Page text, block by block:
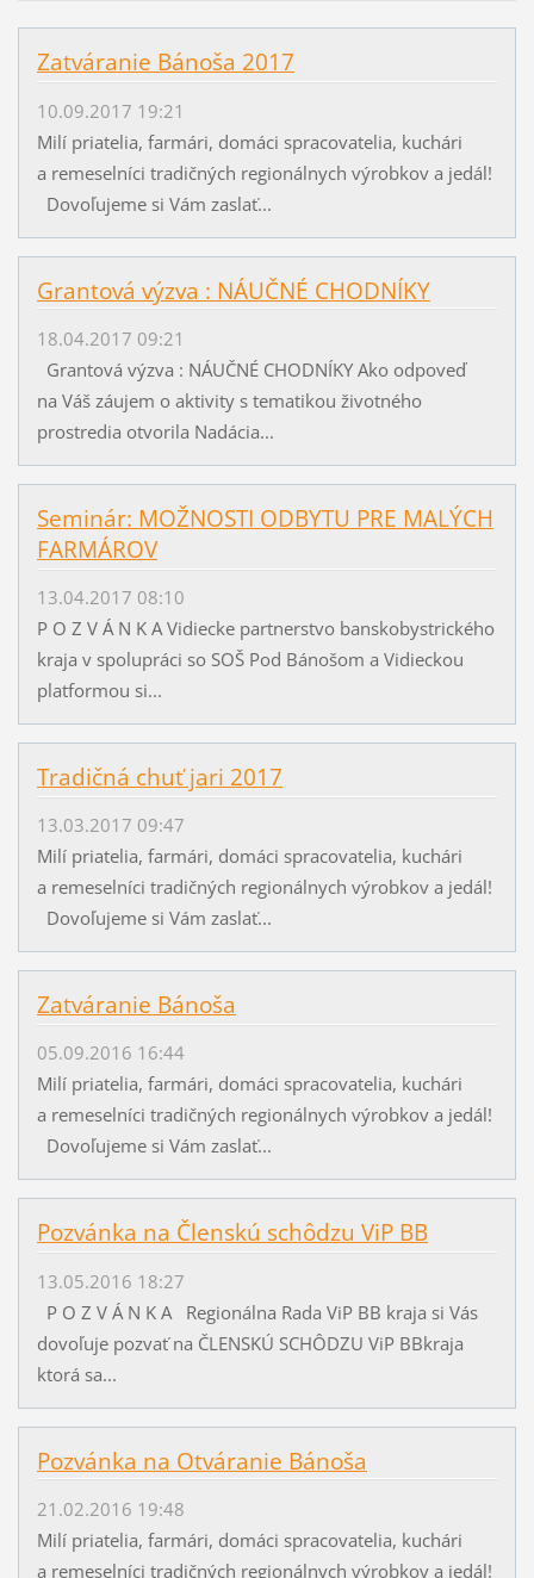
Zatváranie Bánoša 2017
10.09.2017 19:21
Milí priatelia, farmári, domáci spracovatelia, kuchári
a remeselníci tradičných regionálnych výrobkov a jedál!
Dovoľujeme si Vám zaslať...
Grantová výzva : NÁUČNÉ CHODNÍKY
18.04.2017 09:21
Grantová výzva : NÁUČNÉ CHODNÍKY Ako odpoveď
na Váš záujem o aktivity s tematikou životného
prostredia otvorila Nadácia...
Seminár: MOŽNOSTI ODBYTU PRE MALÝCH
FARMÁROV
13.04.2017 08:10
P O Z V Á N K A Vidiecke partnerstvo banskobystrického
kraja v spolupráci so SOŠ Pod Bánošom a Vidieckou
platformou si...
Tradičná chuť jari 2017
13.03.2017 09:47
Milí priatelia, farmári, domáci spracovatelia, kuchári
a remeselníci tradičných regionálnych výrobkov a jedál!
Dovoľujeme si Vám zaslať...
Zatváranie Bánoša
05.09.2016 16:44
Milí priatelia, farmári, domáci spracovatelia, kuchári
a remeselníci tradičných regionálnych výrobkov a jedál!
Dovoľujeme si Vám zaslať...
Pozvánka na Členskú schôdzu ViP BB
13.05.2016 18:27
P O Z V Á N K A Regionálna Rada ViP BB kraja si Vás
dovoľuje pozvať na ČLENSKÚ SCHÔDZU ViP BBkraja
ktorá sa...
Pozvánka na Otváranie Bánoša
21.02.2016 19:48
Milí priatelia, farmári, domáci spracovatelia, kuchári
a remeselníci tradičných regionálnych výrobkov a jedál!